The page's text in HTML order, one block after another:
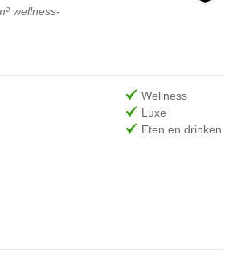
wellness-
Wellness
Luxe
Eten en drinken